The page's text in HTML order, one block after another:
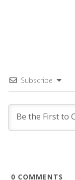
Subscribe
0 COMMENTS